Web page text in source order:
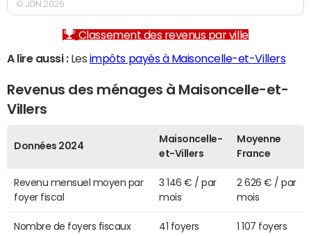
© JDN 2026
Classement des revenus par ville
A lire aussi :Les impôts payés à Maisoncelle-et-Villers
Revenus des ménages à Maisoncelle-et-
Villers
Données 2024
Maisoncelle-
et-Villers
Moyenne
France
Revenu mensuel moyen par
foyer fiscal
3 146 € / par
mois
2 626 € / par
mois
Nombre de foyers fiscaux 41 foyers 1 107 foyers